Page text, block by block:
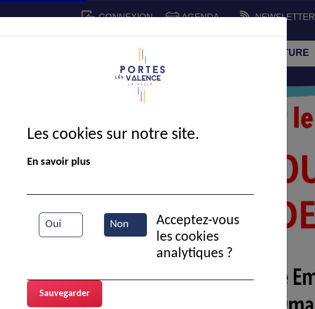
CONNEXION AGENDA NEWSLETTER
CADRE DE VIE SPORT ET CULTURE
Les cookies sur notre site.
En savoir plus
Oui Non
Acceptez-vous
les cookies
analytiques ?
Sauvegarder